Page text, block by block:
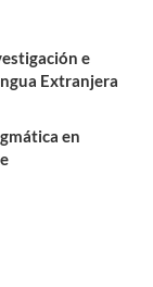
e
Extranjera
en